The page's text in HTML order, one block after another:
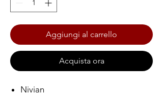
Aggiungi al carrello
Acquista ora
Nivian